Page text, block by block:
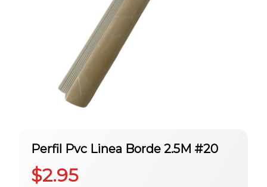
Perfil Pvc Linea Borde 2.5M #20
$2.95